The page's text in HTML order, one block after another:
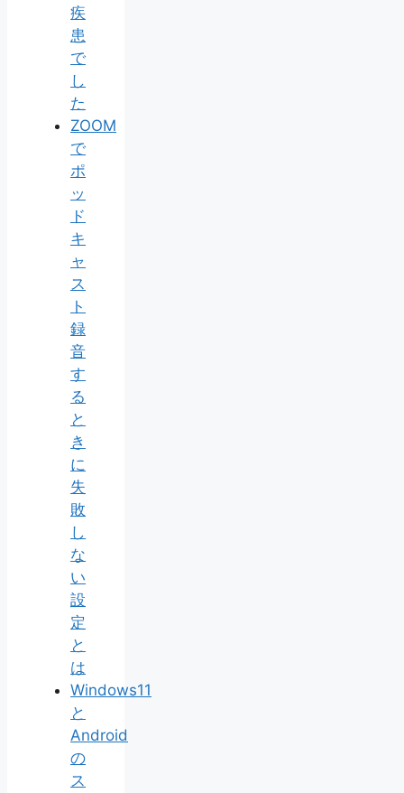
疾
患
で
し
た
ZOOM
で
ポ
ッ
ド
キ
ャ
ス
ト
録
音
す
る
と
き
に
失
敗
し
な
い
設
定
と
は
Windows11
と
Android
の
ス